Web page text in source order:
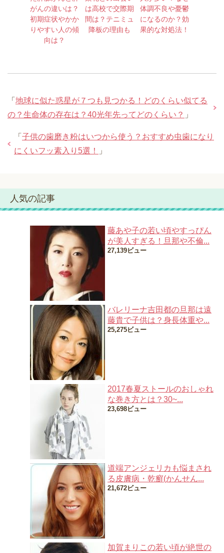
がんの違いは？
初期症状やかか
りやすい人の傾
向は？
は高校で交際期
間は？テニミュ
降板の理由も
体調不良や憂鬱
になるのか？効
果的な対処法！
「 地球に似た惑星が７つも見つかる！どのくらい似てる
の？生命体の存在は？40光年先ってどのくらい？ 」
「 子供の歯磨き粉はいつから使う？おすすめ虫歯になり
にくいフッ素入り5選！
」
人気の記事
藤あや子の若い頃やすっぴん
が美人すぎる！旦那や不倫...
27,139ビュー
バレリーナ吉田都の旦那は遠
藤貴で子供は？身長体重や...
25,275ビュー
2017春夏ストールのおしゃれ
な巻き方とは？30~...
23,698ビュー
道端アンジェリカも悩まされ
る皮膚病・乾癬(かんせん...
21,672ビュー
加賀まりこの若い頃が絶世の